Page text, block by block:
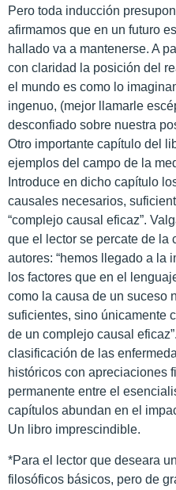
Pero toda inducción
afirmamos que en un futuro
hallado va a mantenerse. A
con claridad la posición del
el mundo es como lo
ingenuo, (mejor llamarle
desconfiado sobre nuestra
Otro importante capítulo del
ejemplos del campo de la
Introduce en dicho capítulo
causales necesarios,
“complejo causal eficaz”.
que el lector se percate de la
autores: “hemos llegado a la
los factores que en el
como la causa de un suceso
suficientes, sino únicamente
de un complejo causal
clasificación de las
históricos con apreciaciones
permanente entre el
capítulos abundan en el
Un libro imprescindible.
*Para el lector que deseara
filosóficos básicos, pero de